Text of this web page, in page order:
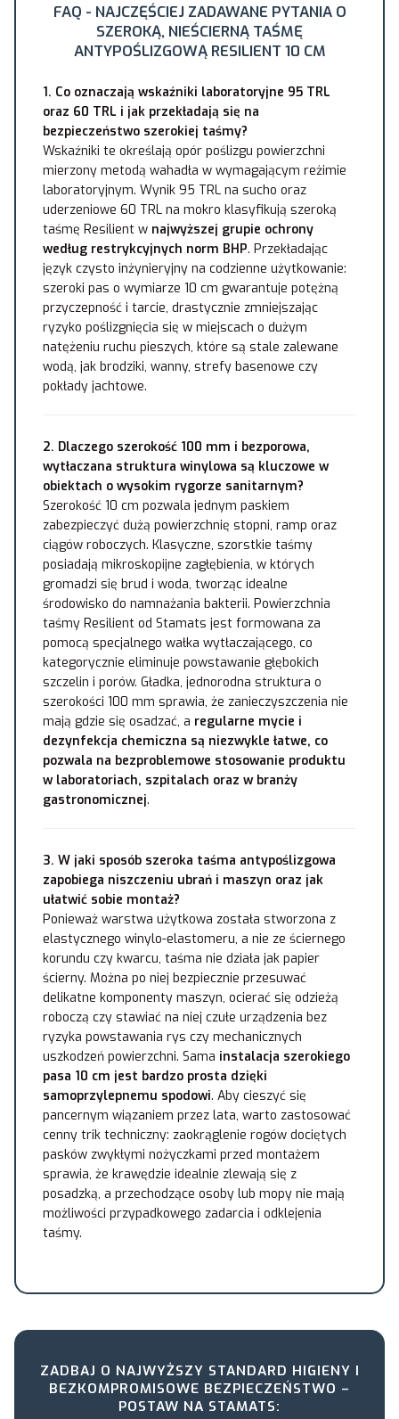
FAQ - NAJCZĘŚCIEJ ZADAWANE PYTANIA O
SZEROKĄ, NIEŚCIERNĄ TAŚMĘ
ANTYPOŚLIZGOWĄ RESILIENT 10 CM
1. Co oznaczają wskaźniki laboratoryjne 95 TRL
oraz 60 TRL i jak przekładają się na
bezpieczeństwo szerokiej taśmy?
Wskaźniki te określają opór poślizgu powierzchni
mierzony metodą wahadła w wymagającym reżimie
laboratoryjnym. Wynik 95 TRL na sucho oraz
uderzeniowe 60 TRL na mokro klasyfikują szeroką
taśmę Resilient w najwyższej grupie ochrony
według restrykcyjnych norm BHP. Przekładając
język czysto inżynieryjny na codzienne użytkowanie:
szeroki pas o wymiarze 10 cm gwarantuje potężną
przyczepność i tarcie, drastycznie zmniejszając
ryzyko poślizgnięcia się w miejscach o dużym
natężeniu ruchu pieszych, które są stale zalewane
wodą, jak brodziki, wanny, strefy basenowe czy
pokłady jachtowe.
2. Dlaczego szerokość 100 mm i bezporowa,
wytłaczana struktura winylowa są kluczowe w
obiektach o wysokim rygorze sanitarnym?
Szerokość 10 cm pozwala jednym paskiem
zabezpieczyć dużą powierzchnię stopni, ramp oraz
ciągów roboczych. Klasyczne, szorstkie taśmy
posiadają mikroskopijne zagłębienia, w których
gromadzi się brud i woda, tworząc idealne
środowisko do namnażania bakterii. Powierzchnia
taśmy Resilient od Stamats jest formowana za
pomocą specjalnego wałka wytłaczającego, co
kategorycznie eliminuje powstawanie głębokich
szczelin i porów. Gładka, jednorodna struktura o
szerokości 100 mm sprawia, że zanieczyszczenia nie
mają gdzie się osadzać, a regularne mycie i
dezynfekcja chemiczna są niezwykle łatwe, co
pozwala na bezproblemowe stosowanie produktu
w laboratoriach, szpitalach oraz w branży
gastronomicznej.
3. W jaki sposób szeroka taśma antypoślizgowa
zapobiega niszczeniu ubrań i maszyn oraz jak
ułatwić sobie montaż?
Ponieważ warstwa użytkowa została stworzona z
elastycznego winylo-elastomeru, a nie ze ściernego
korundu czy kwarcu, taśma nie działa jak papier
ścierny. Można po niej bezpiecznie przesuwać
delikatne komponenty maszyn, ocierać się odzieżą
roboczą czy stawiać na niej czułe urządzenia bez
ryzyka powstawania rys czy mechanicznych
uszkodzeń powierzchni. Sama instalacja szerokiego
pasa 10 cm jest bardzo prosta dzięki
samoprzylepnemu spodowi. Aby cieszyć się
pancernym wiązaniem przez lata, warto zastosować
cenny trik techniczny: zaokrąglenie rogów dociętych
pasków zwykłymi nożyczkami przed montażem
sprawia, że krawędzie idealnie zlewają się z
posadzką, a przechodzące osoby lub mopy nie mają
możliwości przypadkowego zadarcia i odklejenia
taśmy.
ZADBAJ O NAJWYŻSZY STANDARD HIGIENY I
BEZKOMPROMISOWE BEZPIECZEŃSTWO –
POSTAW NA STAMATS: